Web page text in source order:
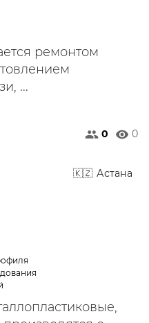
ремонтом
...
0 0
Астана